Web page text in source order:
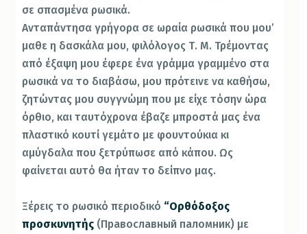
σε σπασμένα ρωσικά.
Ανταπάντησα γρήγορα σε ωραία ρωσικά που μου’
μαθε η δασκάλα μου, φιλόλογος Τ. Μ. Τρέμοντας
από έξαψη μου έφερε ένα γράμμα γραμμένο στα
ρωσικά να το διαβάσω, μου πρότεινε να καθήσω,
ζητώντας μου συγγνώμη που με είχε τόσην ώρα
όρθιο, και ταυτόχρονα έβαζε μπροστά μας ένα
πλαστικό κουτί γεμάτο με φουντούκια κι
αμύγδαλα που ξετρύπωσε από κάπου. Ως
φαίνεται αυτό θα ήταν το δείπνο μας.
Ξέρεις το ρωσικό περιοδικό “Ορθόδοξος
προσκυνητής (Православный паломник) με